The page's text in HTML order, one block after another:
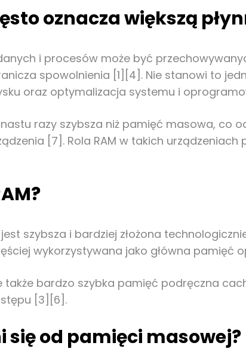
oznacza większą
i procesów może być
spowolnienia [1][4]. Nie stanowi to
oraz optymalizacja systemu i
razy szybsza niż pamięć masowa, co
[7]. Rola RAM w takich
jest szybsza i bardziej złożona
wykorzystywana jako główna
także bardzo szybka pamięć podręczna
[3][6].
się od pamięci masowej?